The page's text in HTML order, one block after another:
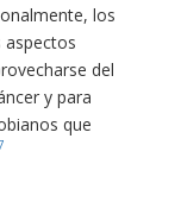
los
aspectos
del
y para
que